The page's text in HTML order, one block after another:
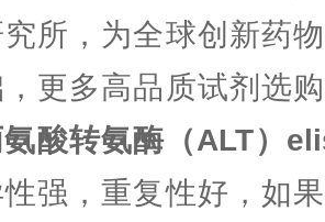
所，为全球创新药
更多高品质试剂选
酸转氨酶（ALT）
强，重复性好，如